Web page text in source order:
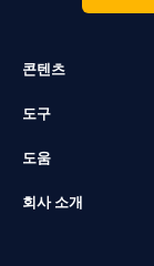
콘텐츠
도구
도움
회사 소개